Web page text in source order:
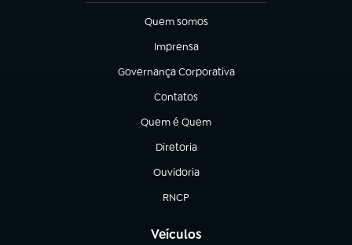
Quem somos
(abre em nova aba)
Imprensa
(abre em nova aba)
Governança Corporativa
(abre em nova aba)
Contatos
(abre em nova aba)
Quem é Quem
(abre em nova aba)
Diretoria
(abre em nova aba)
Ouvidoria
(abre em nova aba)
RNCP
(abre em nova aba)
Veículos